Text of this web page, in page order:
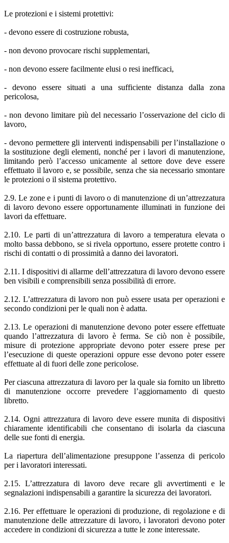
Le protezioni e i sistemi protettivi:
- devono essere di costruzione robusta,
- non devono provocare rischi supplementari,
- non devono essere facilmente elusi o resi inefficaci,
- devono essere situati a una sufficiente distanza dalla zona
pericolosa,
- non devono limitare più del necessario l’osservazione del ciclo di
lavoro,
- devono permettere gli interventi indispensabili per l’installazione o
la sostituzione degli elementi, nonché per i lavori di manutenzione,
limitando però l’accesso unicamente al settore dove deve essere
effettuato il lavoro e, se possibile, senza che sia necessario smontare
le protezioni o il sistema protettivo.
2.9. Le zone e i punti di lavoro o di manutenzione di un’attrezzatura
di lavoro devono essere opportunamente illuminati in funzione dei
lavori da effettuare.
2.10. Le parti di un’attrezzatura di lavoro a temperatura elevata o
molto bassa debbono, se si rivela opportuno, essere protette contro i
rischi di contatti o di prossimità a danno dei lavoratori.
2.11. I dispositivi di allarme dell’attrezzatura di lavoro devono essere
ben visibili e comprensibili senza possibilità di errore.
2.12. L’attrezzatura di lavoro non può essere usata per operazioni e
secondo condizioni per le quali non è adatta.
2.13. Le operazioni di manutenzione devono poter essere effettuate
quando l’attrezzatura di lavoro è ferma. Se ciò non è possibile,
misure di protezione appropriate devono poter essere prese per
l’esecuzione di queste operazioni oppure esse devono poter essere
effettuate al di fuori delle zone pericolose.
Per ciascuna attrezzatura di lavoro per la quale sia fornito un libretto
di manutenzione occorre prevedere l’aggiornamento di questo
libretto.
2.14. Ogni attrezzatura di lavoro deve essere munita di dispositivi
chiaramente identificabili che consentano di isolarla da ciascuna
delle sue fonti di energia.
La riapertura dell’alimentazione presuppone l’assenza di pericolo
per i lavoratori interessati.
2.15. L’attrezzatura di lavoro deve recare gli avvertimenti e le
segnalazioni indispensabili a garantire la sicurezza dei lavoratori.
2.16. Per effettuare le operazioni di produzione, di regolazione e di
manutenzione delle attrezzature di lavoro, i lavoratori devono poter
accedere in condizioni di sicurezza a tutte le zone interessate.